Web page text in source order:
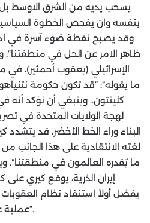
يسحب يديه من الشرق الاوسط
بنفسه وان يفحص الخطوة
وقد يصبح نقطة ضوء آسرة في
ظاهر الامر عن الحل في منطقتنا”.
الإسرائيلي (يعقوب أحمئير)،
ما يقوله”: “قد تكون حكومة
كلينتون.. وينبغي أن نؤكد أنه
لهجة الولايات المتحدة في
البناء وراء الخط الأخضر، قد يتشدد
لغته الانتقادية على هذا الجانب
ما يُقدره العالمون في
إيران الذرية، يوقع كيري
يفضل أولاً استنفاد نظام
عملية عسكرية على المنشآت الذرية”.